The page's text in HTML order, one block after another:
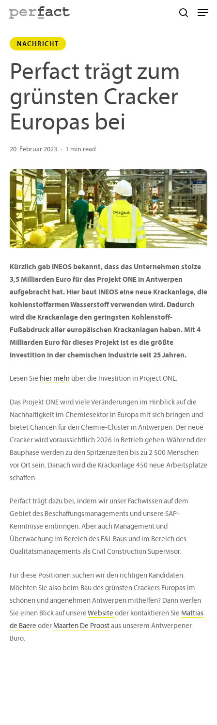
contentNACHRICHT
Perfact trägt zum
grünsten Cracker
Europas bei
20. Februar 2023 1 min read
Kürzlich gab INEOS bekannt, dass das Unternehmen stolze
3,5 Milliarden Euro für das Projekt ONE in Antwerpen
aufgebracht hat. Hier baut INEOS eine neue Krackanlage, die
kohlenstoffarmen Wasserstoff verwenden wird. Dadurch
wird die Krackanlage den geringsten Kohlenstoff-
Fußabdruck aller europäischen Krackanlagen haben. Mit 4
Milliarden Euro für dieses Projekt ist es die größte
Investition in der chemischen Industrie seit 25 Jahren.
Lesen Sie hier mehr über die Investition in Project ONE.
Das Projekt ONE wird viele Veränderungen im Hinblick auf die
Nachhaltigkeit im Chemiesektor in Europa mit sich bringen und
bietet Chancen für den Chemie-Cluster in Antwerpen. Der neue
Cracker wird voraussichtlich 2026 in Betrieb gehen. Während der
Bauphase werden zu den Spitzenzeiten bis zu 2 500 Menschen
vor Ort sein. Danach wird die Krackanlage 450 neue Arbeitsplätze
schaffen.
Perfact trägt dazu bei, indem wir unser Fachwissen auf dem
Gebiet des Beschaffungsmanagements und unsere SAP-
Kenntnisse einbringen. Aber auch Management und
Überwachung im Bereich des E&I-Baus und im Bereich des
Qualitätsmanagements als Civil Construction Supervisor.
Für diese Positionen suchen wir den richtigen Kandidaten.
Möchten Sie also beim Bau des grünsten Crackers Europas im
schönen und angenehmen Antwerpen mithelfen? Dann werfen
Sie einen Blick auf unsere Website oder kontaktieren Sie Mattias
de Baere oder Maarten De Proost aus unserem Antwerpener
Büro.